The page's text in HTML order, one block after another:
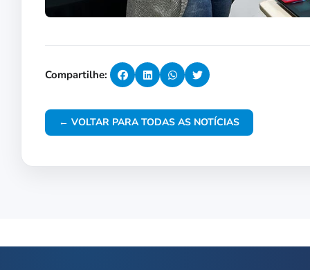
Compartilhe:
← VOLTAR PARA TODAS AS NOTÍCIAS